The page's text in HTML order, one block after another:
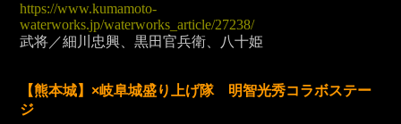
https://www.kumamoto-
waterworks.jp/waterworks_article/27238/
武将／細川忠興、黒田官兵衛、八十姫
【熊本城】×岐阜城盛り上げ隊 明智光秀コラボステー
ジ